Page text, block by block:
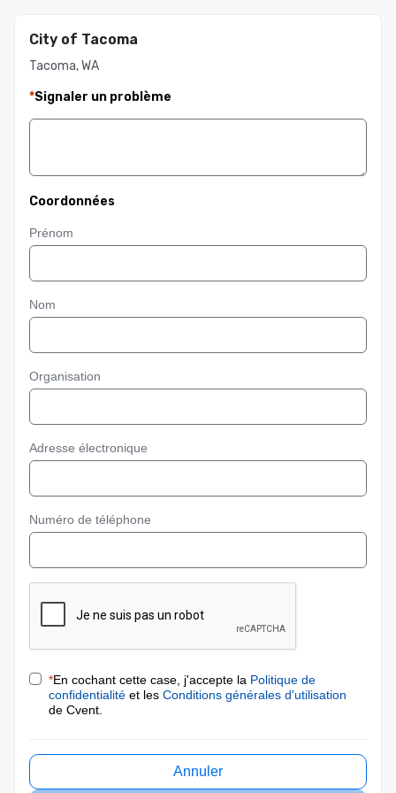
City of Tacoma
Tacoma, WA
*Signaler un problème
Coordonnées
Prénom
Nom
Organisation
Adresse électronique
Numéro de téléphone
*En cochant cette case, j'accepte la Politique de
confidentialité et les Conditions générales d'utilisation
de Cvent.
Annuler